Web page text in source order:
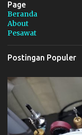
Page
Beranda
About
Pesawat
Postingan Populer